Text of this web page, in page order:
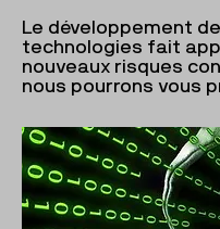
Le développement
technologies fait
nouveaux risques
nous pourrons vous